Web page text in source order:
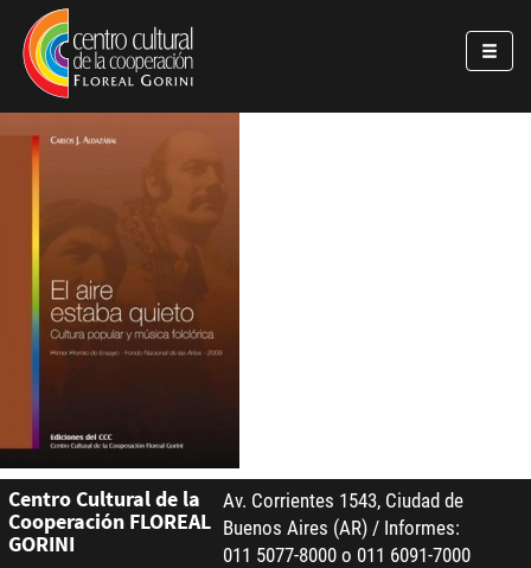
Pasar al contenido principal
Jump to main content
Centro Cultural de la
Cooperación FLOREAL
GORINI
Av. Corrientes 1543, Ciudad de
Buenos Aires (AR) / Informes:
011 5077-8000 o 011 6091-7000